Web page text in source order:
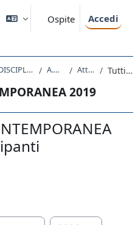
Ospite Accedi
LE01 - DISCIPLINE STORICHE E FILOSOFICHE A.A. 2019 - 2020 Attività recente Tutti i partecipanti
2019
Anno